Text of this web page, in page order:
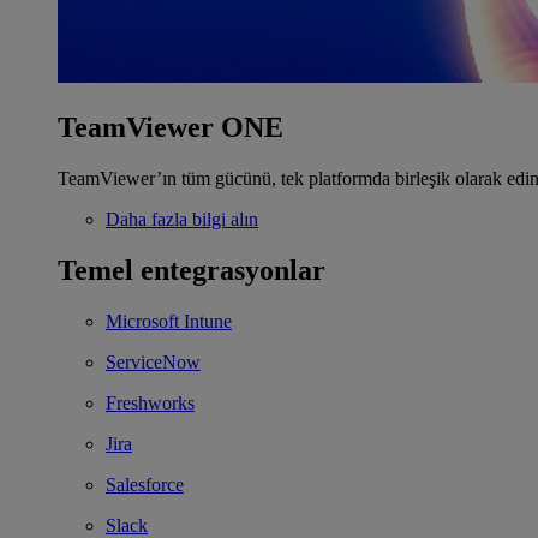
TeamViewer ONE
TeamViewer’ın tüm gücünü, tek platformda birleşik olarak
Daha fazla bilgi alın
Temel entegrasyonlar
Microsoft Intune
ServiceNow
Freshworks
Jira
Salesforce
Slack